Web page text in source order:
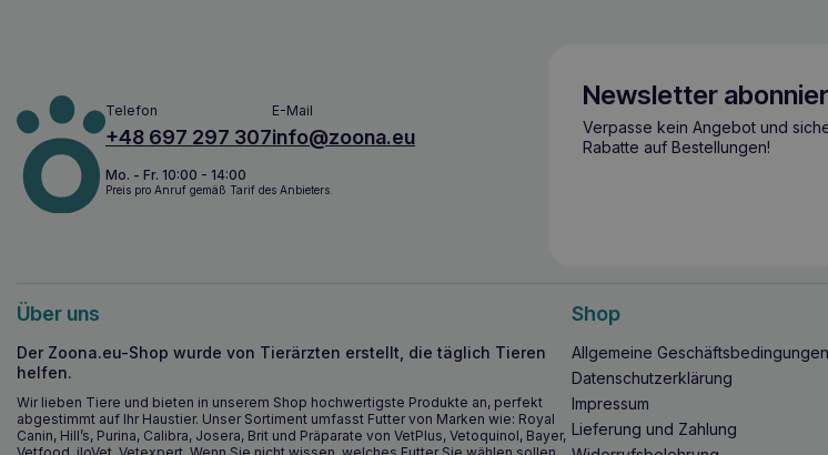
Telefon
+48 697 297 307
E-Mail
info@zoona.eu
Mo. - Fr. 10:00 - 14:00
Preis pro Anruf gemäß Tarif des Anbieters.
Newsletter
Verpasse kein Angebot und
Rabatte auf Bestellungen!
Über uns
Der Zoona.eu-Shop wurde von Tierärzten erstellt, die täglich Tieren
helfen.
Wir lieben Tiere und bieten in unserem Shop hochwertigste Produkte an, perfekt
abgestimmt auf Ihr Haustier. Unser Sortiment umfasst Futter von Marken wie: Royal
Canin, Hill’s, Purina, Calibra, Josera, Brit und Präparate von VetPlus, Vetoquinol, Bayer,
Shop
Allgemeine
Datenschutzerklärung
Impressum
Lieferung und Zahlung